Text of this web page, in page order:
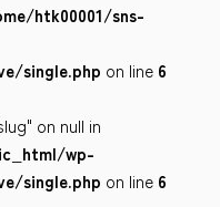
htk00001/sns-
single.php on line 6
on null in
wp-
single.php on line 6